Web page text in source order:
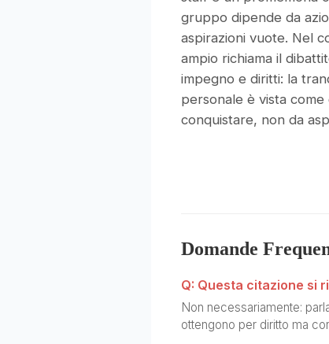
gruppo dipende da
aspirazioni vuote. Nel
ampio richiama il
impegno e diritti: la
personale è vista come
conquistare, non da
Domande
Q: Questa citazione si
Non necessariamente:
ottengono per diritto ma